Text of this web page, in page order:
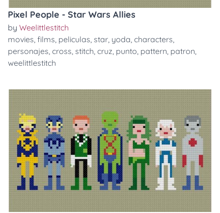
Pixel People - Star Wars Allies
by Weelittlestitch
movies, films, peliculas, star, yoda, characters,
personajes, cross, stitch, cruz, punto, pattern, patron,
weelittlestitch